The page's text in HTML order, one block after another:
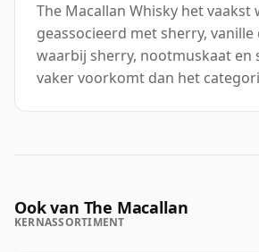
The Macallan Whisky het vaakst
geassocieerd met sherry, vanille
waarbij sherry, nootmuskaat en
vaker voorkomt dan het
Ook van The Macallan
KERNASSORTIMENT